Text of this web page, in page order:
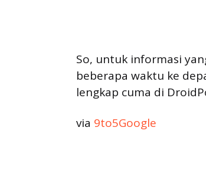
So, untuk informasi
beberapa waktu ke
lengkap cuma di
via 9to5Google